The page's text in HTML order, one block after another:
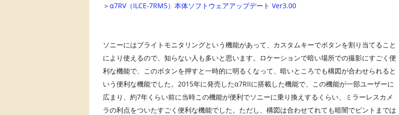
＞α7RV（ILCE-7RM5）本体ソフトウェアアップデート Ver3.00
ソニーにはブライトモニタリングという機能があって、カスタムキーでボタンを割り当てること
により使えるので、知らない人も多いと思います。ロケーションで暗い場所での撮影にすごく便
利な機能で、このボタンを押すと一時的に明るくなって、暗いところでも構図が合わせられると
いう便利な機能でした。2015年に発売したα7RIIに搭載した機能で、この機能が一部ユーザーに
広まり、約7年くらい前に当時この機能が便利でソニーに乗り換えするくらい、ミラーレスカメ
ラの利点をついたすごく便利な機能でした。ただし、構図は合わせてれても暗闇でピントまでは